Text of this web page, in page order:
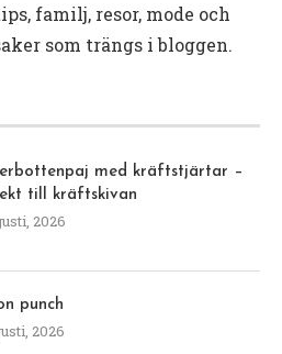
familj, resor, mode och
som trängs i bloggen.
med kräftstjärtar –
till kräftskivan
2026
punch
2026